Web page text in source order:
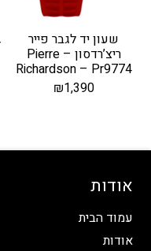
שעון יד לגבר פייר
ריצ’רדסון – Pierre
Richardson – Pr9774
₪1,390
אודות
עמוד הבית
אודות